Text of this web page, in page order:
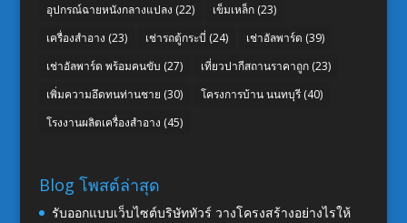
อุปกรณ์ฉายหนังกลางแปลง (22) เข็มเหล็ก(23)
เครื่องสำอาง (23) เช่ารถตู้กระบี่ (24) เช่าอัลพาร์ด (39)
เช่าอัลพาร์ด พร้อมคนขับ (27) เที่ยวปากีสถานราคาถูก(23)
เพิ่มความอึดทนท่านชาย (30) โครงการบ้าน นนทบุรี(40)
โรงงานผลิตเครื่องสำอาง (45)
Blog โพสต์ล่าสุด
รับออกแบบเว็บไซต์บริษัททัวร์ วางโครงสร้างอย่างไรให้